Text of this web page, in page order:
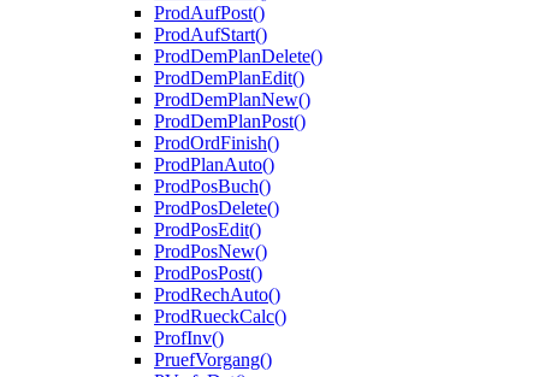
ProdAufPost()
ProdAufStart()
ProdDemPlanDelete()
ProdDemPlanEdit()
ProdDemPlanNew()
ProdDemPlanPost()
ProdOrdFinish()
ProdPlanAuto()
ProdPosBuch()
ProdPosDelete()
ProdPosEdit()
ProdPosNew()
ProdPosPost()
ProdRechAuto()
ProdRueckCalc()
ProfInv()
PruefVorgang()